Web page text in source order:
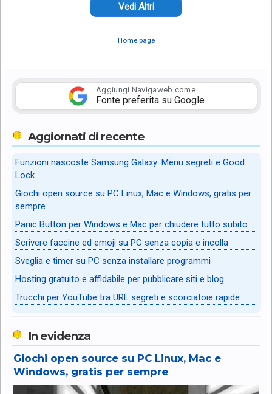
Vedi Altri
Home page
Aggiungi Navigaweb come
Fonte preferita su Google
Aggiornati di recente
Funzioni nascoste Samsung Galaxy: Menu segreti e Good
Lock
Giochi open source su PC Linux, Mac e Windows, gratis per
sempre
Panic Button per Windows e Mac per chiudere tutto subito
Scrivere faccine ed emoji su PC senza copia e incolla
Sveglia e timer su PC senza installare programmi
Hosting gratuito e affidabile per pubblicare siti e blog
Trucchi per YouTube tra URL segreti e scorciatoie rapide
In evidenza
Giochi open source su PC Linux, Mac e
Windows, gratis per sempre